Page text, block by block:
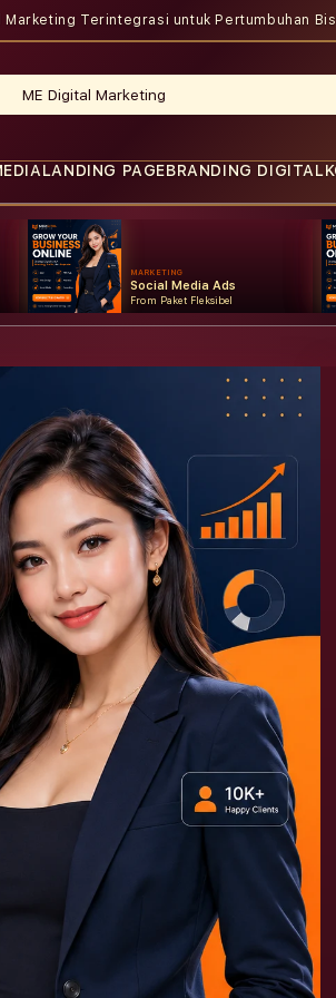
Terintegrasi untuk Pertumbuhan
LANDING PAGEBRANDING DIGITAL
MARKETING
Social Media Ads
From Paket Fleksibel